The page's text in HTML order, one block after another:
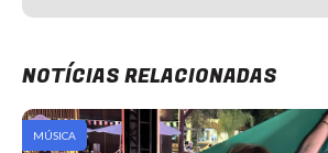
NOTÍCIAS RELACIONADAS
MÚSICA